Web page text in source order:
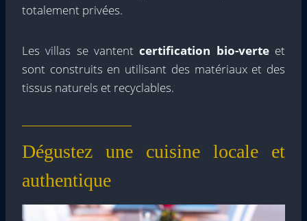
totalement privées.
Les villas se vantentcertification bio-verteet
sont construits en utilisant des matériaux et des
tissus naturels et recyclables.
Dégustez une cuisine locale et
authentique